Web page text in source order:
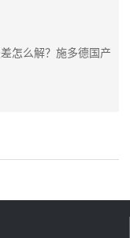
怎么解？施多德国产